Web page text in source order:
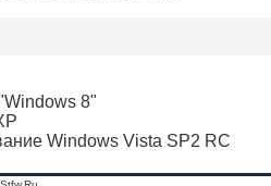
8"
Windows Vista SP2 RC